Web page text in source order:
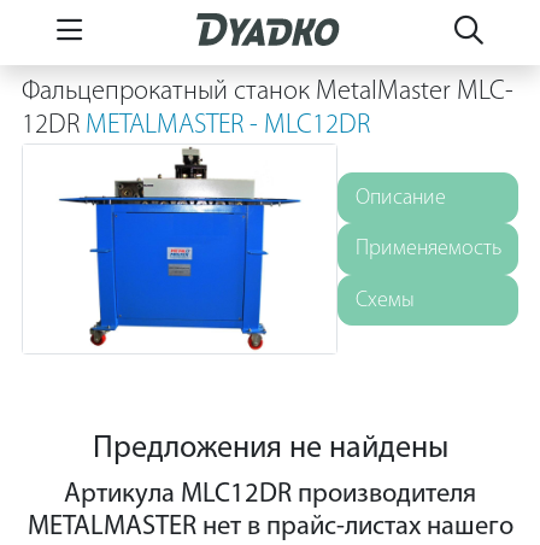
Фальцепрокатный станок MetalMaster MLC-
12DR METALMASTER - MLC12DR
Описание
Применяемость
Схемы
Предложения не найдены
Артикула MLC12DR производителя
METALMASTER нет в прайс-листах нашего